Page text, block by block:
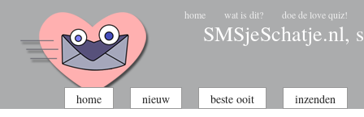
SMSjeSchatje.nl,
home wat is dit? doe de love quiz!
home nieuw beste ooit inzenden